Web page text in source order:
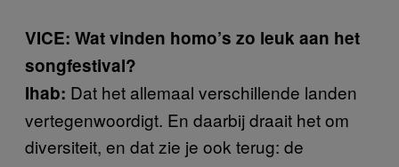
VICE: Wat vinden homo’s zo leuk aan het
songfestival?
Ihab: Dat het allemaal verschillende landen
vertegenwoordigt. En daarbij draait het om
diversiteit, en dat zie je ook terug: de